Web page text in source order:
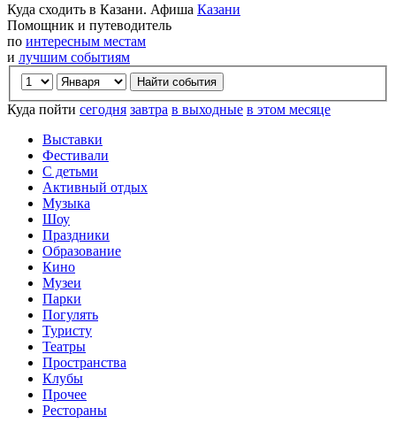
Куда сходить в Казани. Афиша Казани
Помощник и путеводитель
по интересным местам
и лучшим событиям
Куда пойти сегодня завтра в выходные в этом месяце
Выставки
Фестивали
С детьми
Активный отдых
Музыка
Шоу
Праздники
Образование
Кино
Музеи
Парки
Погулять
Туристу
Театры
Пространства
Клубы
Прочее
Рестораны